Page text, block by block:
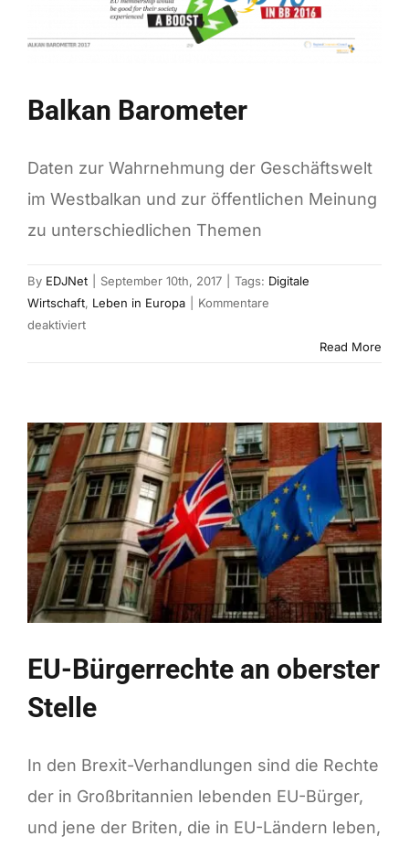
Balkan Barometer
Daten zur Wahrnehmung der Geschäftswelt
im Westbalkan und zur öffentlichen Meinung
zu unterschiedlichen Themen
By EDJNet September 10th, 2017 Tags: Digitale
Wirtschaft, Leben in Europa
Kommentare
deaktiviertfür
Read More
EU-Bürgerrechte an oberster
Stelle
In den Brexit-Verhandlungen sind die Rechte
der in Großbritannien lebenden EU-Bürger,
und jene der Briten, die in EU-Ländern leben,